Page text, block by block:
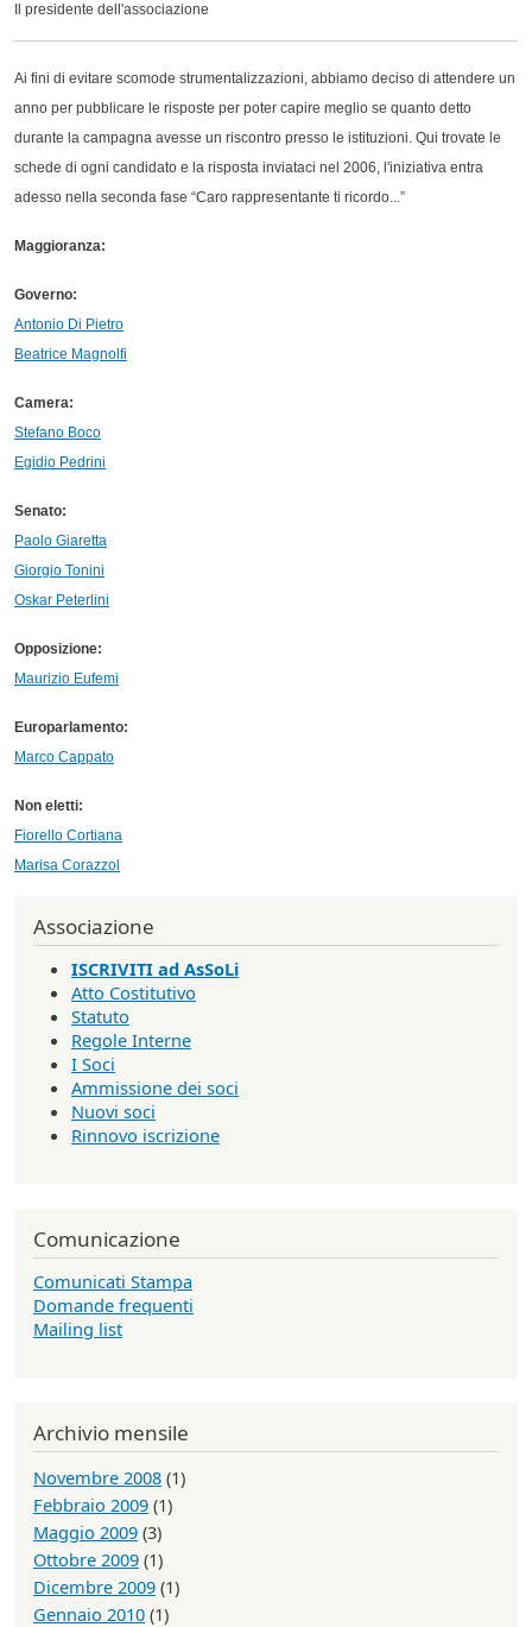
Il presidente dell'associazione
Ai fini di evitare scomode strumentalizzazioni, abbiamo deciso di attendere un
anno per pubblicare le risposte per poter capire meglio se quanto detto
durante la campagna avesse un riscontro presso le istituzioni. Qui trovate le
schede di ogni candidato e la risposta inviataci nel 2006, l'iniziativa entra
adesso nella seconda fase “Caro rappresentante ti ricordo...”
Maggioranza:
Governo:
Antonio Di Pietro
Beatrice Magnolfi
Camera:
Stefano Boco
Egidio Pedrini
Senato:
Paolo Giaretta
Giorgio Tonini
Oskar Peterlini
Opposizione:
Maurizio Eufemi
Europarlamento:
Marco Cappato
Non eletti:
Fiorello Cortiana
Marisa Corazzol
Associazione
ISCRIVITI ad AsSoLi
Atto Costitutivo
Statuto
Regole Interne
I Soci
Ammissione dei soci
Nuovi soci
Rinnovo iscrizione
Comunicazione
Comunicati Stampa
Domande frequenti
Mailing list
Archivio mensile
Novembre 2008 (1)
Febbraio 2009 (1)
Maggio 2009 (3)
Ottobre 2009 (1)
Dicembre 2009 (1)
Gennaio 2010 (1)